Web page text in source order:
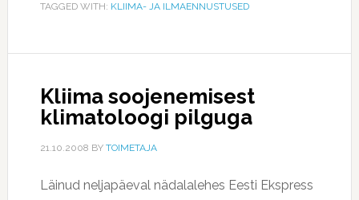
TAGGED WITH: KLIIMA- JA ILMAENNUSTUSED
Kliima soojenemisest
klimatoloogi pilguga
21.10.2008 BY TOIMETAJA
Läinud neljapäeval nädalalehes Eesti Ekspress